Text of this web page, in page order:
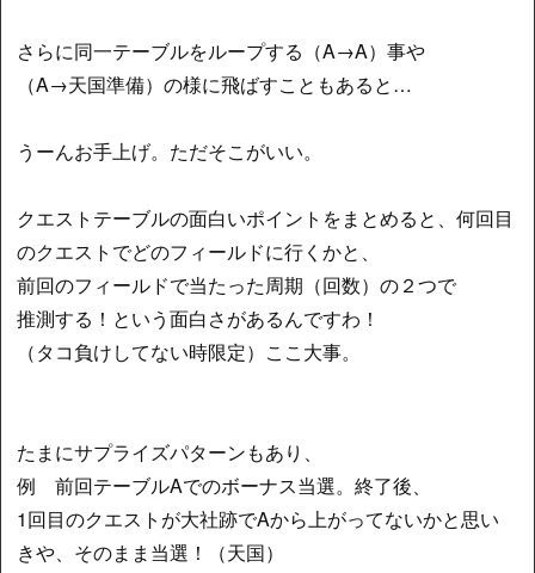
さらに同一テーブルをループする（A→A）事や
（A→天国準備）の様に飛ばすこともあると…
うーんお手上げ。ただそこがいい。
クエストテーブルの面白いポイントをまとめると、何回目
のクエストでどのフィールドに行くかと、
前回のフィールドで当たった周期（回数）の２つで
推測する！という面白さがあるんですわ！
（タコ負けしてない時限定）ここ大事。
たまにサプライズパターンもあり、
例 前回テーブルAでのボーナス当選。終了後、
1回目のクエストが大社跡でAから上がってないかと思い
きや、そのまま当選！（天国）